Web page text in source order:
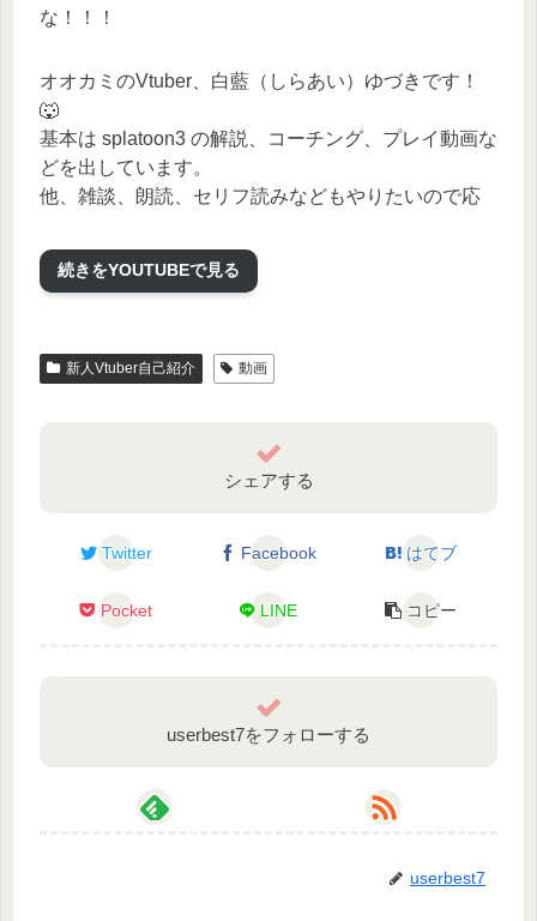
な！！！
オオカミのVtuber、白藍（しらあい）ゆづきです！
🐺
基本は splatoon3 の解説、コーチング、プレイ動画な
どを出しています。
他、雑談、朗読、セリフ読みなどもやりたいので応
Twitter▷https://twitter.com/yuzuki_siraai
お母さん のうし様 https://twitter.com/n_112382
https://noiselessworld.net/
#splatoon3 #スプラトゥーン3 #スプラ3
続きをYOUTUBEで見る
新人Vtuber自己紹介 動画
シェアする
Twitter Facebook はてブ
Pocket LINE コピー
userbest7をフォローする
userbest7